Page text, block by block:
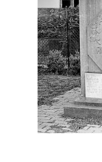
DŮL NA SLÍDU (NA
Tento projekt